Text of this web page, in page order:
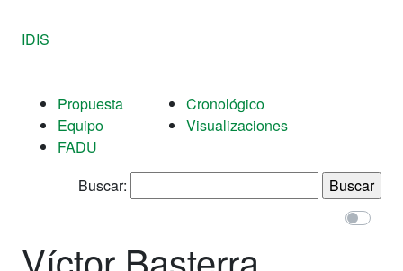
IDIS
Propuesta
Equipo
FADU
Cronológico
Visualizaciones
Buscar:
Víctor Basterra